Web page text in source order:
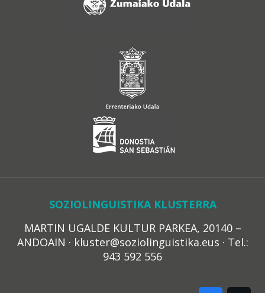
SOZIOLINGUISTIKA KLUSTERRA
MARTIN UGALDE KULTUR PARKEA, 20140 –
ANDOAIN · kluster@soziolinguistika.eus · Tel.:
943 592 556